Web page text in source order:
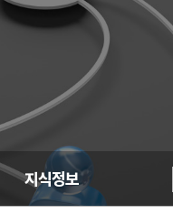
지식정보